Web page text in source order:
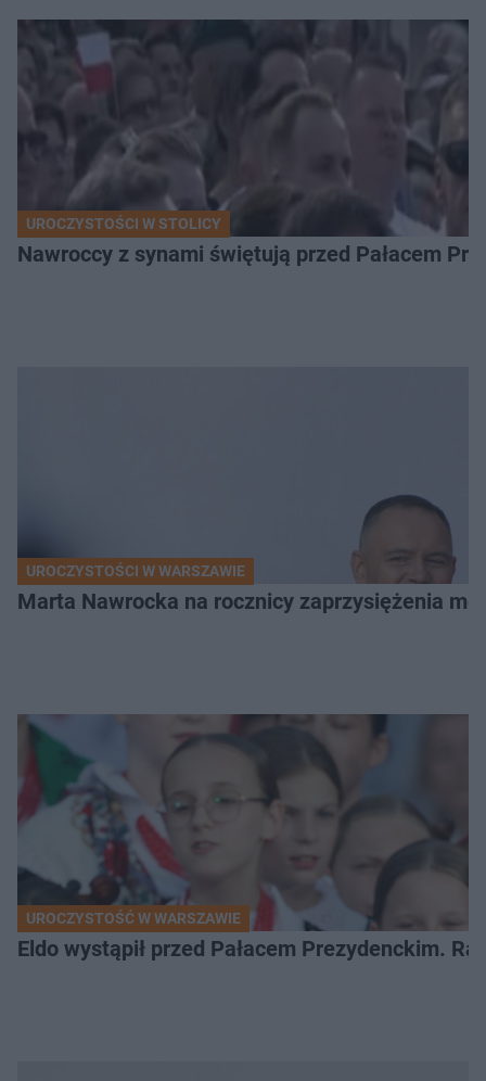
UROCZYSTOŚCI W STOLICY
Nawroccy z synami świętują przed Pałacem
UROCZYSTOŚCI W WARSZAWIE
Marta Nawrocka na rocznicy zaprzysiężenia
UROCZYSTOŚĆ W WARSZAWIE
Eldo wystąpił przed Pałacem Prezydenckim.